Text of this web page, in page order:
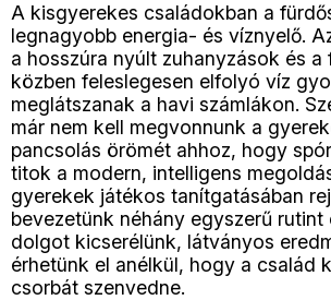
A kisgyerekes családokban a
legnagyobb energia- és víznyelő.
a hosszúra nyúlt zuhanyzások és a
közben feleslegesen elfolyó víz
meglátszanak a havi számlákon.
már nem kell megvonnunk a
pancsolás örömét ahhoz, hogy
titok a modern, intelligens
gyerekek játékos tanítgatásában
bevezetünk néhány egyszerű
dolgot kicserélünk, látványos
érhetünk el anélkül, hogy a család
csorbát szenvedne.